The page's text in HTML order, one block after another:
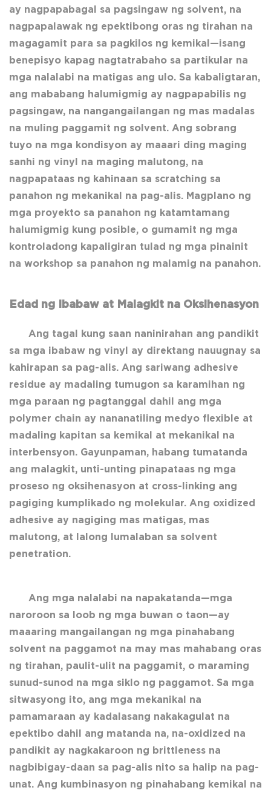
ay nagpapabagal sa pagsingaw ng solvent, na
nagpapalawak ng epektibong oras ng tirahan na
magagamit para sa pagkilos ng kemikal—isang
benepisyo kapag nagtatrabaho sa partikular na
mga nalalabi na matigas ang ulo. Sa kabaligtaran,
ang mababang halumigmig ay nagpapabilis ng
pagsingaw, na nangangailangan ng mas madalas
na muling paggamit ng solvent. Ang sobrang
tuyo na mga kondisyon ay maaari ding maging
sanhi ng vinyl na maging malutong, na
nagpapataas ng kahinaan sa scratching sa
panahon ng mekanikal na pag-alis. Magplano ng
mga proyekto sa panahon ng katamtamang
halumigmig kung posible, o gumamit ng mga
kontroladong kapaligiran tulad ng mga pinainit
na workshop sa panahon ng malamig na panahon.
Edad ng Ibabaw at Malagkit na Oksihenasyon
Ang tagal kung saan naninirahan ang pandikit
sa mga ibabaw ng vinyl ay direktang nauugnay sa
kahirapan sa pag-alis. Ang sariwang adhesive
residue ay madaling tumugon sa karamihan ng
mga paraan ng pagtanggal dahil ang mga
polymer chain ay nananatiling medyo flexible at
madaling kapitan sa kemikal at mekanikal na
interbensyon. Gayunpaman, habang tumatanda
ang malagkit, unti-unting pinapataas ng mga
proseso ng oksihenasyon at cross-linking ang
pagiging kumplikado ng molekular. Ang oxidized
adhesive ay nagiging mas matigas, mas
malutong, at lalong lumalaban sa solvent
penetration.
Ang mga nalalabi na napakatanda—mga
naroroon sa loob ng mga buwan o taon—ay
maaaring mangailangan ng mga pinahabang
solvent na paggamot na may mas mahabang oras
ng tirahan, paulit-ulit na paggamit, o maraming
sunud-sunod na mga siklo ng paggamot. Sa mga
sitwasyong ito, ang mga mekanikal na
pamamaraan ay kadalasang nakakagulat na
epektibo dahil ang matanda na, na-oxidized na
pandikit ay nagkakaroon ng brittleness na
nagbibigay-daan sa pag-alis nito sa halip na pag-
unat. Ang kumbinasyon ng pinahabang kemikal na